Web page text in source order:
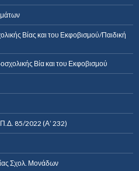
Βίας και του Εκφοβισμού/Παιδική
Βία και του Εκφοβισμού
85/2022 (Α’ 232)
Σχολ. Μονάδων